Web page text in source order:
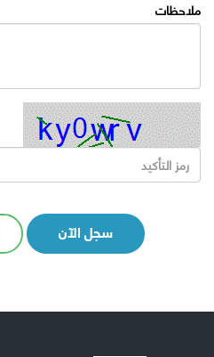
ملاحظات
سجل الآن